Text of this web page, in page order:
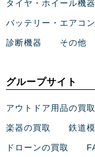
タイヤ・ホイール機器
バッテリー・エアコ
診断機器 その他
グループサイト
アウトドア用品の買取
楽器の買取 鉄道
ドローンの買取